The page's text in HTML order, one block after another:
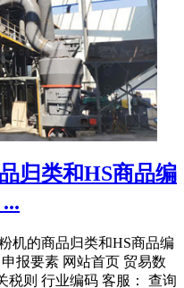
归类和HS商品编
机的商品归类和HS商品编
报要素 网站首页 贸易数
税则 行业编码 客服： 查询